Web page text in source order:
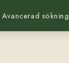
Avancerad sökning